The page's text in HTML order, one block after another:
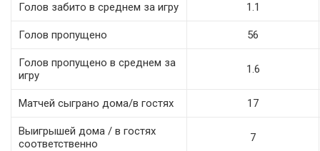
Голов забито в среднем за игру 1.1
Голов пропущено 56
Голов пропущено в среднем за
игру
1.6
Матчей сыграно дома/в гостях 17
Выигрышей дома / в гостях
соответственно
7